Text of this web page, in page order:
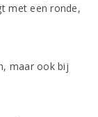
met een ronde,
maar ook bij